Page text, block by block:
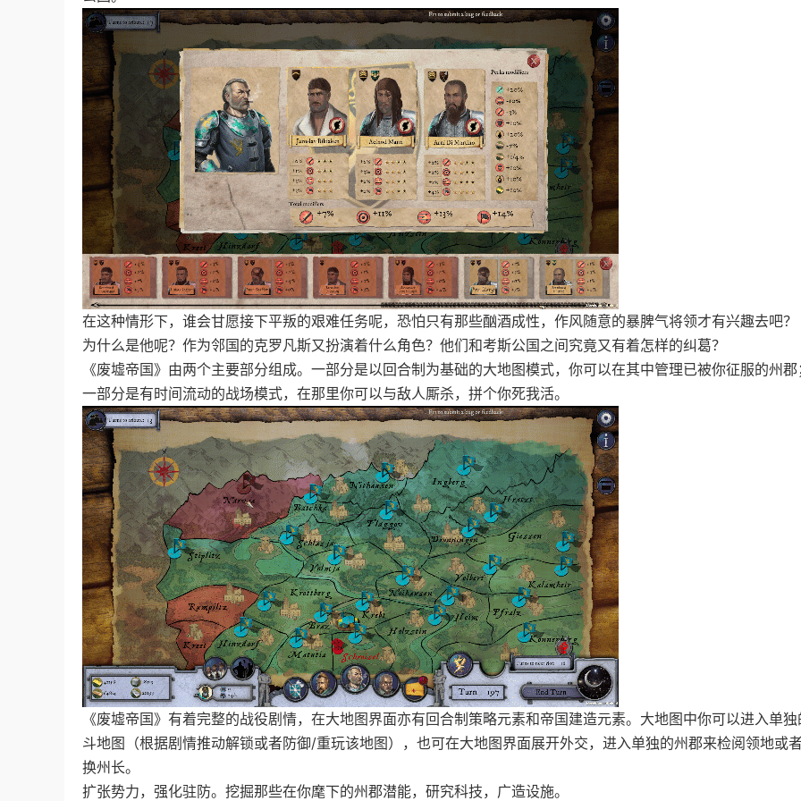
在这种情形下，谁会甘愿接下平叛的艰难任务呢，恐怕只有那些酗酒成性，作风随意的暴脾气将领才有兴趣去吧？
为什么是他呢？作为邻国的克罗凡斯又扮演着什么角色？他们和考斯公国之间究竟又有着怎样的纠葛？
《废墟帝国》由两个主要部分组成。一部分是以回合制为基础的大地图模式，你可以在其中管理已被你征服的州
一部分是有时间流动的战场模式，在那里你可以与敌人厮杀，拼个你死我活。
《废墟帝国》有着完整的战役剧情，在大地图界面亦有回合制策略元素和帝国建造元素。大地图中你可以进入单
斗地图（根据剧情推动解锁或者防御/重玩该地图），也可在大地图界面展开外交，进入单独的州郡来检阅领地或
换州长。
扩张势力，强化驻防。挖掘那些在你麾下的州郡潜能，研究科技，广造设施。